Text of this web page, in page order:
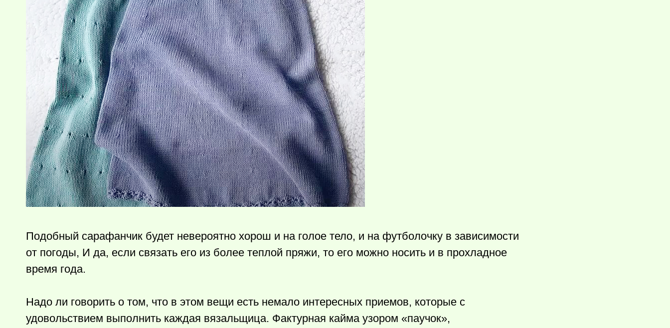
Подобный сарафанчик будет невероятно хорош и на голое тело, и на футболочку в зависимости
от погоды, И да, если связать его из более теплой пряжи, то его можно носить и в прохладное
время года.
Надо ли говорить о том, что в этом вещи есть немало интересных приемов, которые с
удовольствием выполнить каждая вязальщица. Фактурная кайма узором «паучок»,